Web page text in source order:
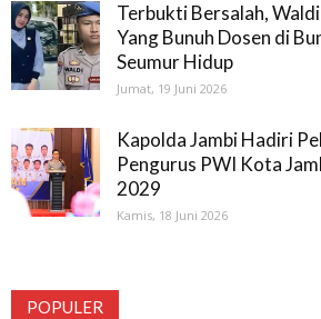
Terbukti Bersalah,
Yang Bunuh Dosen di
Seumur Hidup
Jumat, 19 Juni 2026
Kapolda Jambi Hadiri
Pengurus PWI Kota
2029
Kamis, 18 Juni 2026
POPULER